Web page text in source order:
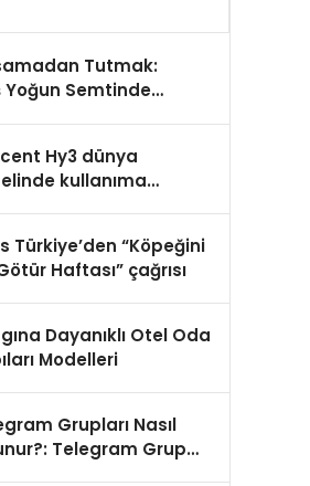
Tutmak:
Yoğun Semtinde
Hy3 dünya
kullanıma
Türkiye’den “Köpeğini
Haftası” çağrısı
Dayanıklı Otel Oda
Modelleri
Grupları Nasıl
Telegram Grup